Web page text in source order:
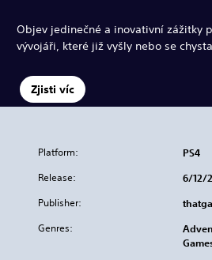
Objev jedinečné a inovativní zážitky
vývojáři, které již vyšly nebo se
Zjisti víc
Platform: PS4
Release: 6/12/
Publisher:
Genres: